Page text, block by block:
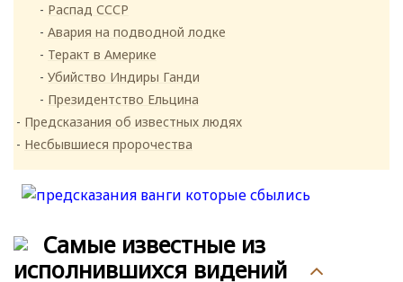
Распад СССР
Авария на подводной лодке
Теракт в Америке
Убийство Индиры Ганди
Президентство Ельцина
Предсказания об известных людях
Несбывшиеся пророчества
Самые известные из
исполнившихся видений